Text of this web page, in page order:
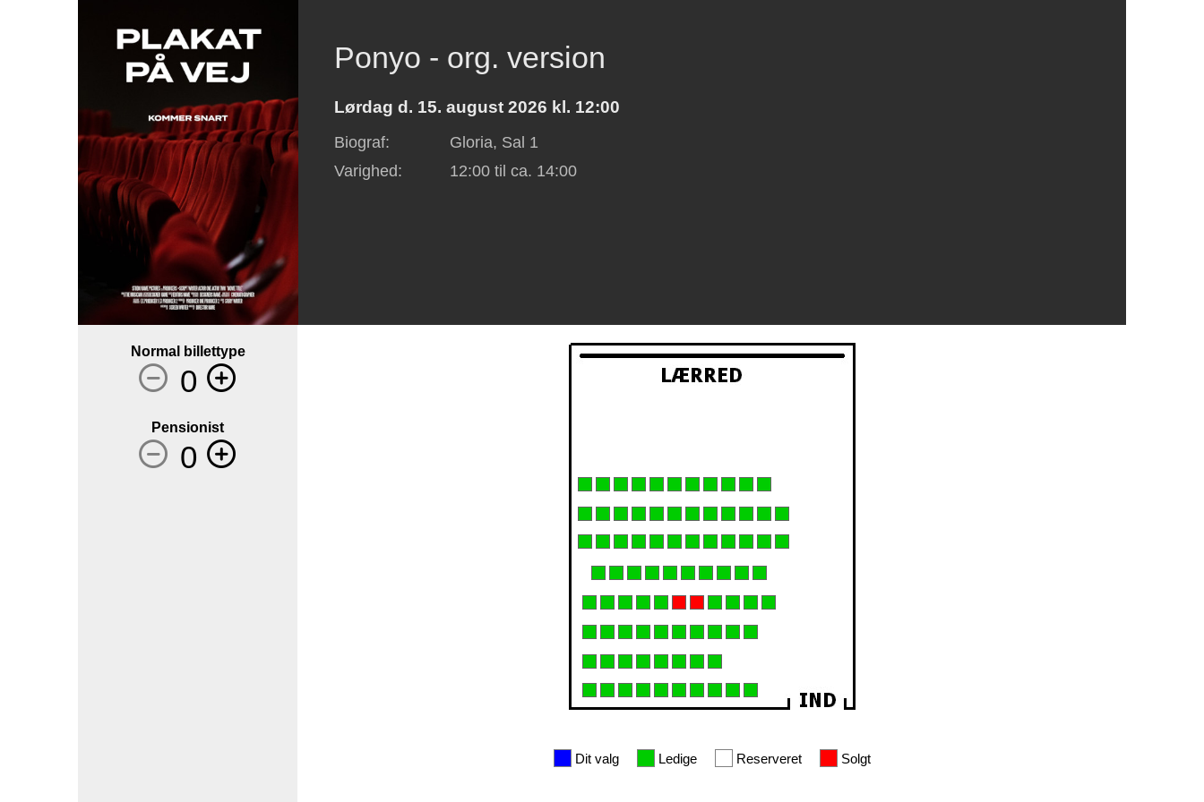
Ponyo - org. version
Lørdag d. 15. august 2026 kl. 12:00
Biograf:
Gloria, Sal 1
Varighed: 12:00 til ca. 14:00
Normal billettype
0
Pensionist
0
Dit valg Ledige Reserveret Solgt